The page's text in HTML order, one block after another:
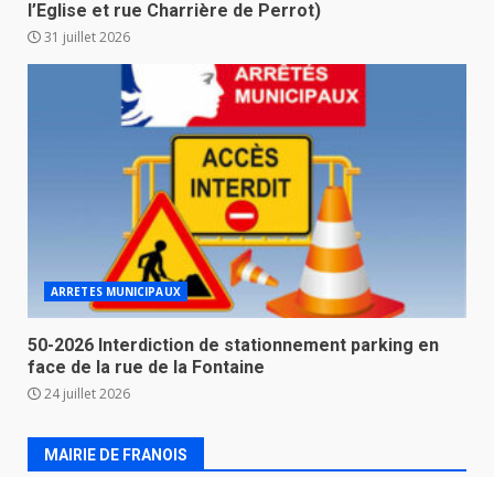
l’Eglise et rue Charrière de Perrot)
31 juillet 2026
ARRETES MUNICIPAUX
50-2026 Interdiction de stationnement parking en
face de la rue de la Fontaine
24 juillet 2026
MAIRIE DE FRANOIS